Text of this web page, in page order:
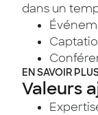
dans un
EN SAVOIR
Valeurs